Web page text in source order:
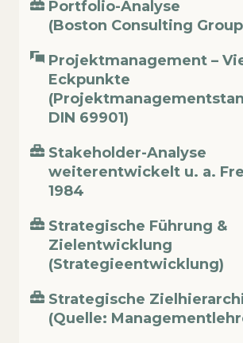
Portfolio-Analyse
(Boston Consulting Group
Projektmanagement –
Eckpunkte
DIN 69901)
Stakeholder-Analyse
weiterentwickelt u. a.
1984
Strategische Führung &
Zielentwicklung
(Strategieentwicklung)
Strategische
(Quelle: